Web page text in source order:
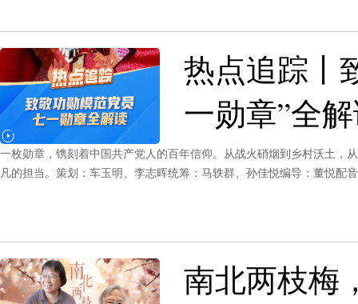
热点追踪
一勋章”全
一枚勋章，镌刻着中国共产党人的百年信仰。从战火硝烟到乡村沃土，
凡的担当。‌策划：车玉明、李志晖统筹：马轶群、孙佳悦编导：董悦配
南北两枝梅